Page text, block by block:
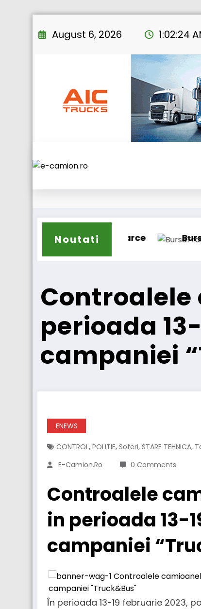
to
August 6, 2026 1:02:25
Controalele
Noutati
BursaTransport/123cargo
perioada
campaniei
ENEWS
CONTROL, POLITIE, Soferi, STARE TEHNICA,
E-Camion.ro
0 Comments
Controalele
in perioada 13-
campaniei
În perioada 13-19 februarie 2023,